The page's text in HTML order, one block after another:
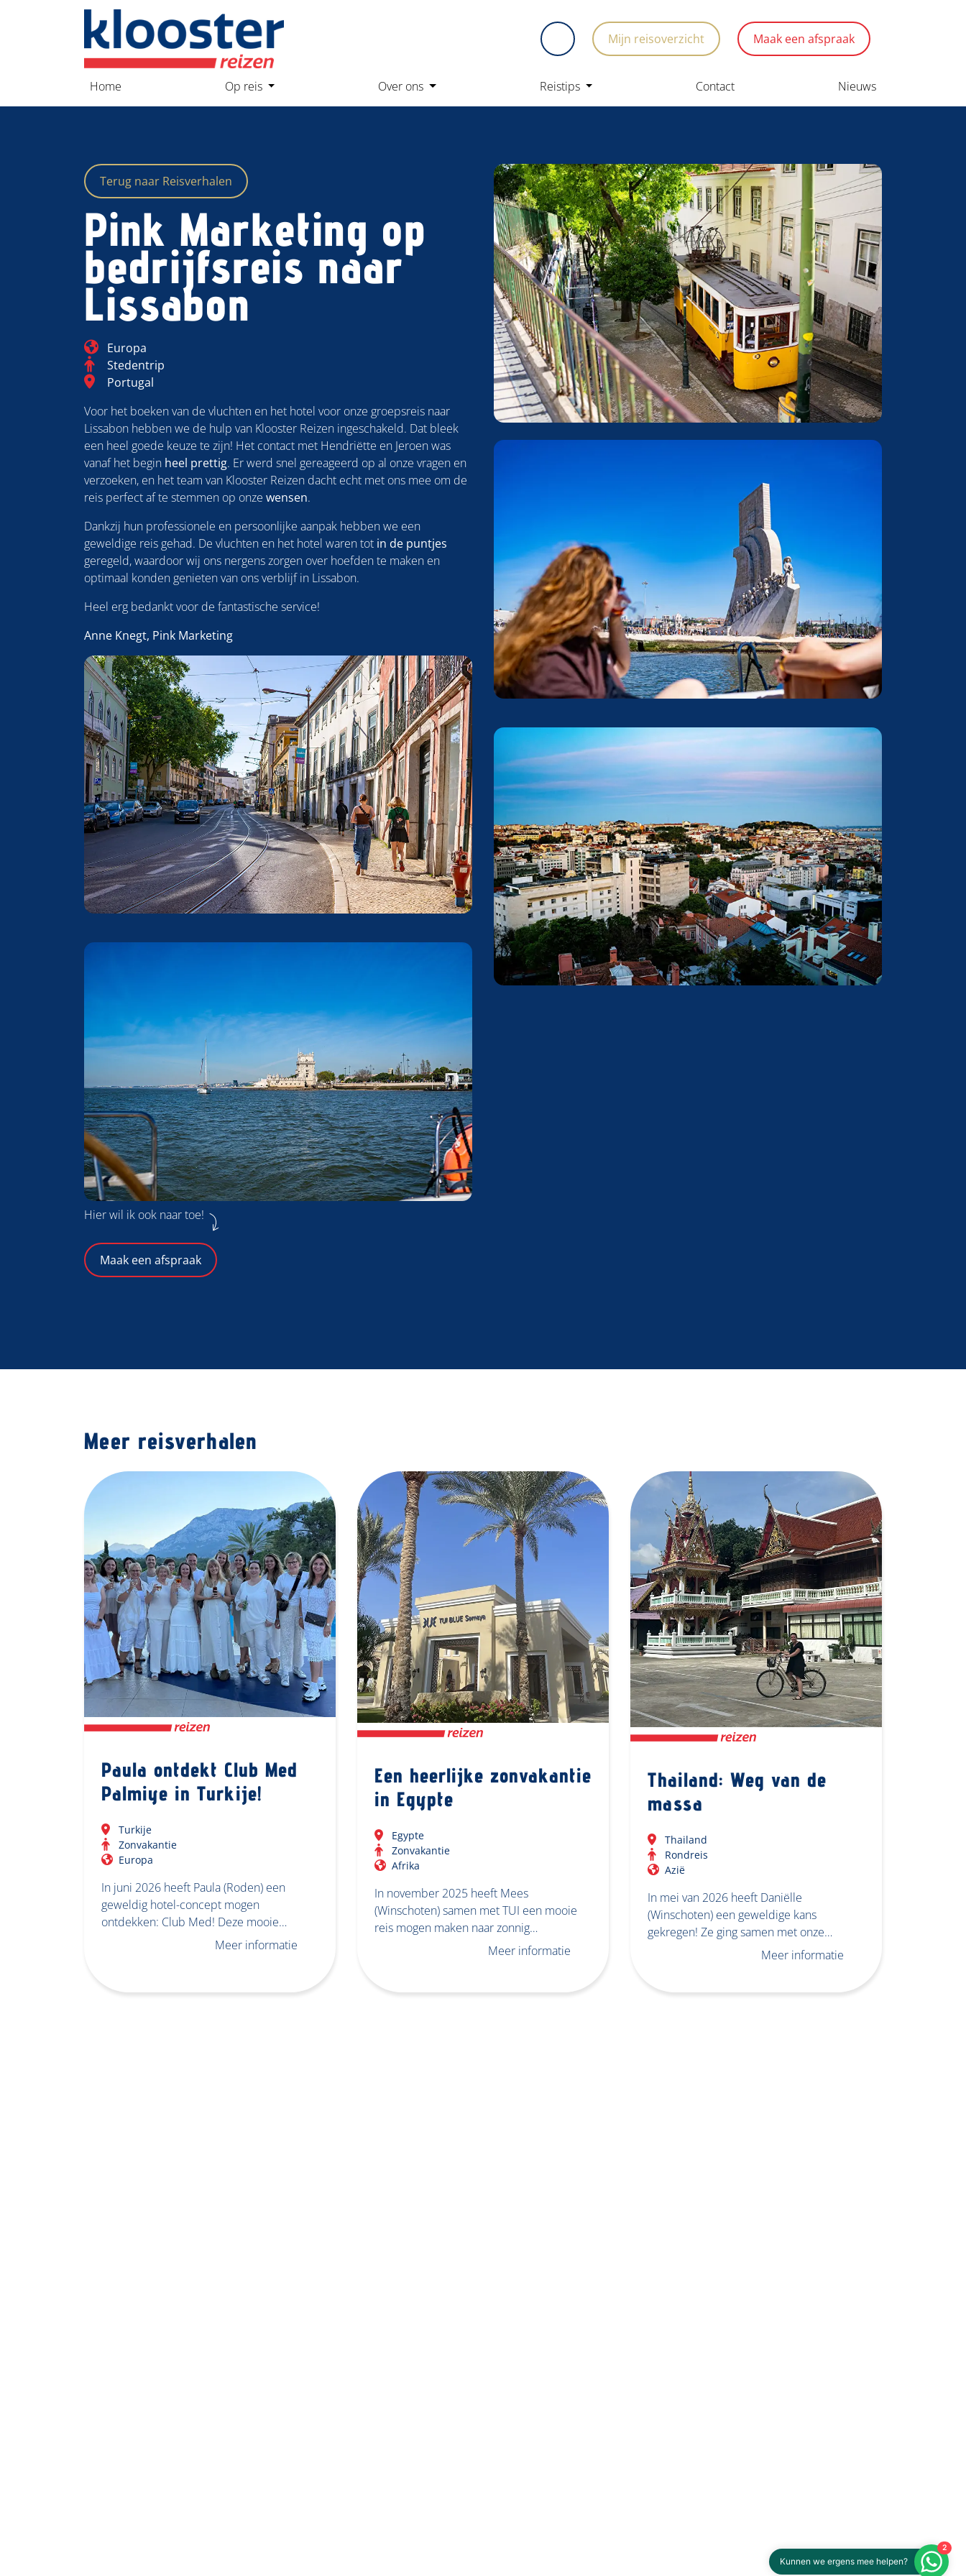
Mijn reisoverzicht
Maak een afspraak
Home Op reis Over ons Reistips Contact Nieuws
Terug naar Reisverhalen
Pink Marketing op
bedrijfsreis naar
Lissabon
Blog_field_Bestemming
Portugal
Categorie
Stedentrip
Blog_field_Continent
Europa
Voor het boeken van de vluchten en het hotel voor onze groepsreis naar
Lissabon hebben we de hulp van Klooster Reizen ingeschakeld. Dat bleek
een heel goede keuze te zijn! Het contact met Hendriëtte en Jeroen was
vanaf het begin heel prettig. Er werd snel gereageerd op al onze vragen en
verzoeken, en het team van Klooster Reizen dacht echt met ons mee om de
reis perfect af te stemmen op onze wensen.
Dankzij hun professionele en persoonlijke aanpak hebben we een
geweldige reis gehad. De vluchten en het hotel waren tot in de puntjes
geregeld, waardoor wij ons nergens zorgen over hoefden te maken en
optimaal konden genieten van ons verblijf in Lissabon.
Heel erg bedankt voor de fantastische service!
Anne Knegt, Pink Marketing
Hier wil ik ook naar toe!
Maak een afspraak
album
Meer reisverhalen
Paula ontdekt Club Med
Palmiye in Turkije!
Turkije
Zonvakantie
Europa
In juni 2026 heeft Paula (Roden) een
geweldig hotel-concept mogen
ontdekken: Club Med! Deze mooie…
Meer informatie
Een heerlijke zonvakantie
in Egypte
Egypte
Zonvakantie
Afrika
In november 2025 heeft Mees
(Winschoten) samen met TUI een mooie
reis mogen maken naar zonnig…
Meer informatie
Thailand: Weg van de
massa
Thailand
Rondreis
Azië
In mei van 2026 heeft Daniëlle
(Winschoten) een geweldige kans
gekregen! Ze ging samen met onze…
Meer informatie
Kunnen we ergens mee helpen?
2